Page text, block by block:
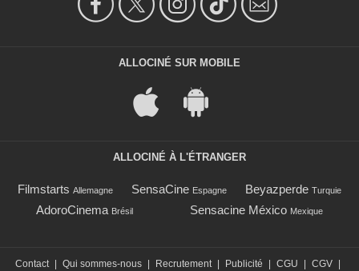
ALLOCINÉ SUR MOBILE
ALLOCINÉ À L'ÉTRANGER
Filmstarts Allemagne SensaCine Espagne Beyazperde Turquie
AdoroCinema Brésil Sensacine México Mexique
Contact Qui sommes-nous Recrutement Publicité CGU CGV